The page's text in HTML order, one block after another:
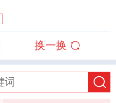
换一换